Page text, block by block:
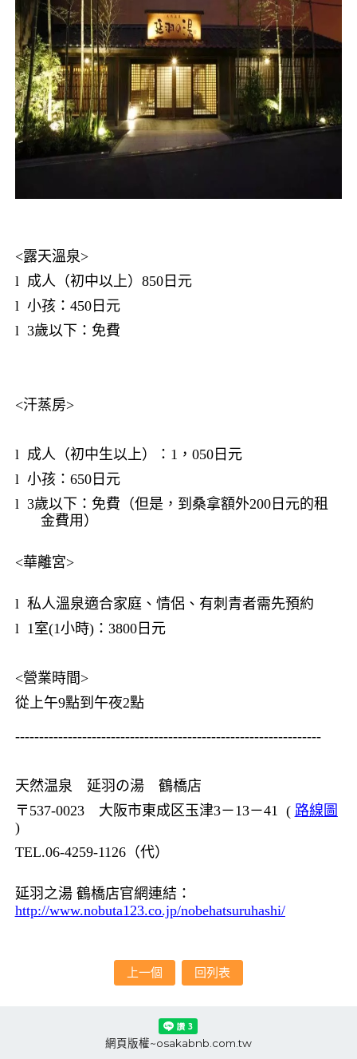
<露天溫泉>
l 成人（初中以上） 850日元
l 小孩： 450日元
l 3歲以下：免費
<汗蒸房>
l 成人（初中生以上）： 1 ， 050日元
l 小孩： 650日元
l 3歲以下：免費（但是，到桑拿額外200日元的租
金費用）
<華離宮>
l 私人溫泉適合家庭、情侶、有刺青者需先預約
l 1室(1小時)： 3800日元
<營業時間>
從上午9點到午夜2點
----------------------------------------------------------------
天然温泉 延羽の湯 鶴橋店
〒 537-0023大阪市東成区玉津3－13－41 ( 路線圖
)
TEL.06-4259-1126（代）
延羽之湯 鶴橋店官網連結：
http://www.nobuta123.co.jp/nobehatsuruhashi/
上一個 回列表
網頁版權~osakabnb.com.tw